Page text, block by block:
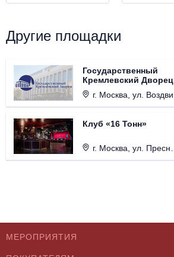
Другие площадки
Государственный
Кремлевский Дворец
г. Москва, ул. Воздвиженка, д. 1, Кремль.
Клуб «16 Тонн»
г. Москва, ул. Пресненский Вал, д. 6, стр. 1.
МЕРОПРИЯТИЯ